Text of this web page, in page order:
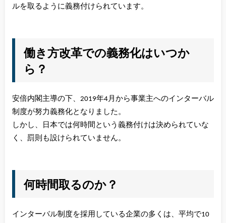
ルを取るように義務付けられています。
働き方改革での義務化はいつか
ら？
安倍内閣主導の下、2019年4月から事業主へのインターバル
制度が努力義務化となりました。
しかし、日本では何時間という義務付けは決められていな
く、罰則も設けられていません。
何時間取るのか？
インターバル制度を採用している企業の多くは、平均で10